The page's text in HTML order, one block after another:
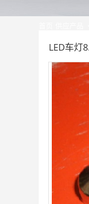
LED车灯